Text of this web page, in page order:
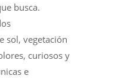
busca.
sol, vegetación
curiosos y
e